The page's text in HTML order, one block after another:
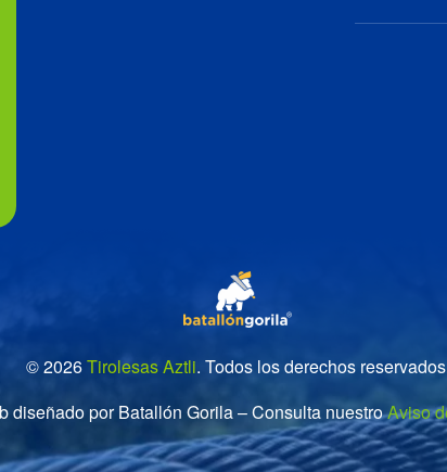
© 2026Tirolesas Aztli. Todos los derechos
diseñado por Batallón Gorila – Consulta nuestroAviso